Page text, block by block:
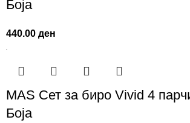
Боја
440.00ден
MAS Сет за биро Vivid 4
Боја